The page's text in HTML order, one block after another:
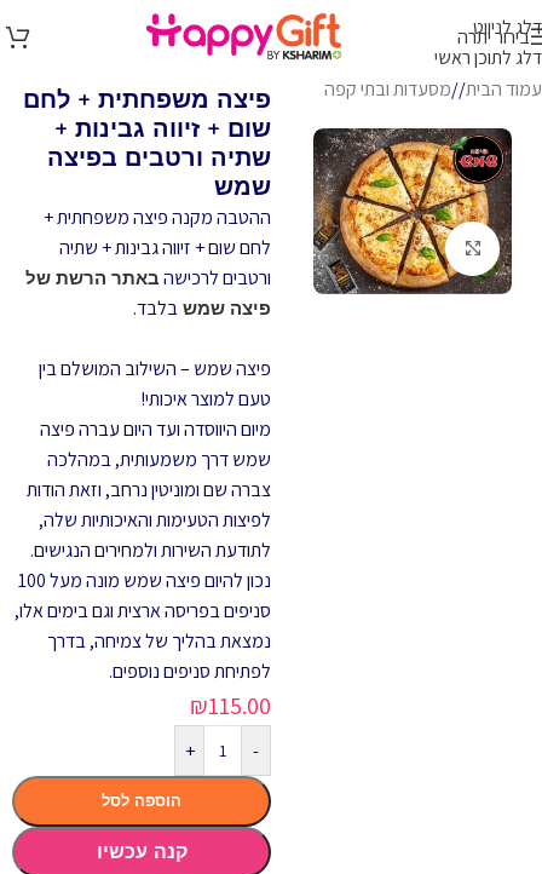
דלג לניווט
דלג לתוכן ראשי
בירור יתרה
עמוד הבית/ מסעדות ובתי קפה
לחץ להגדלה
פיצה משפחתית + לחם
שום + זיווה גבינות +
שתיה ורטבים בפיצה
שמש
ההטבה מקנהפיצה משפחתית +
לחם שום + זיווה גבינות + שתיה
ורטבים לרכישה באתר הרשת של
פיצה שמש בלבד.
פיצה שמש – השילוב המושלם בין
טעם למוצר איכותי!
מיום היווסדה ועד היום עברה פיצה
שמש דרך משמעותית, במהלכה
צברה שם ומוניטין נרחב, וזאת הודות
לפיצות הטעימות והאיכותיות שלה,
לתודעת השירות ולמחירים הנגישים.
נכון להיום פיצה שמש מונה מעל 100
סניפים בפריסה ארצית וגם בימים אלו,
נמצאת בהליך של צמיחה, בדרך
לפתיחת סניפים נוספים.
₪115.00
-
+
הוספה לסל
קנה עכשיו